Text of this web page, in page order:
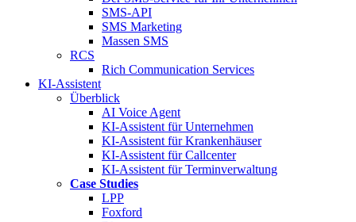
SMS-API
SMS Marketing
Massen SMS
RCS
Rich Communication Services
KI-Assistent
Überblick
AI Voice Agent
KI-Assistent für Unternehmen
KI-Assistent für Krankenhäuser
KI-Assistent für Callcenter
KI-Assistent für Terminverwaltung
Case Studies
LPP
Foxford